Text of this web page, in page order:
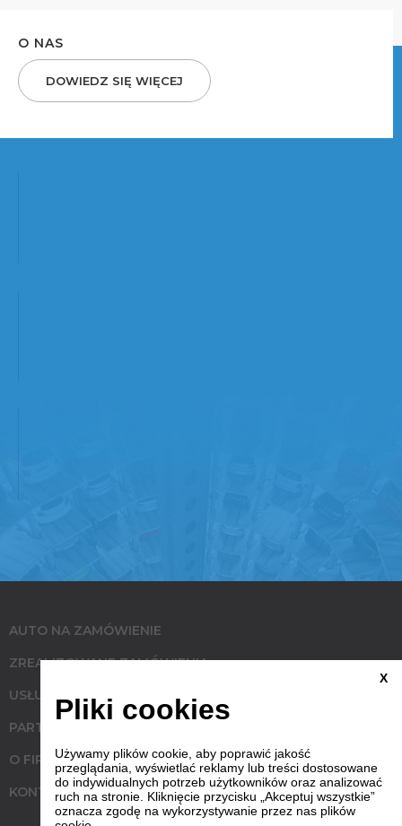
O NAS
DOWIEDZ SIĘ WIĘCEJ
AUTO NA ZAMÓWIENIE
ZREALIZOWANE ZAMÓWIENIA
USŁUGI
PARTNERZY
O FIRMIE
KONTAKT
X
Pliki cookies
Używamy plików cookie, aby poprawić jakość
przeglądania, wyświetlać reklamy lub treści dostosowane
do indywidualnych potrzeb użytkowników oraz analizować
ruch na stronie. Kliknięcie przycisku „Akceptuj wszystkie”
oznacza zgodę na wykorzystywanie przez nas plików